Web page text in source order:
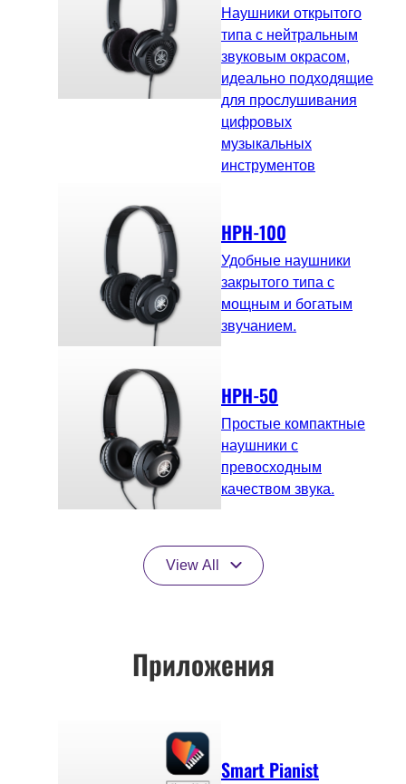
Наушники открытого
типа с нейтральным
звуковым окрасом,
идеально подходящие
для прослушивания
цифровых
музыкальных
инструментов
HPH-100
Удобные наушники
закрытого типа с
мощным и богатым
звучанием.
HPH-50
Простые компактные
наушники с
превосходным
качеством звука.
View All
Приложения
Smart Pianist